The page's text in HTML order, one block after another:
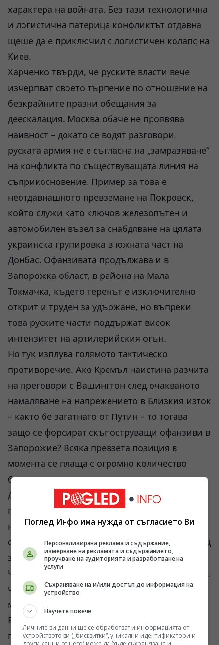
характера на войната. Без тази технологична
и логистична патерица конфликтът отдавна
щеше да е приключил с логистичен колапс на
Киев.
Харченко твърди, че руските власти вече
изчерпват своето търпение по отношение на
безкрайните празни обещания за
деескалация. Москва обаче не проявява
наивност – докато се водят разговори,
руската армия не е съгласна на „замразяване“
на конфликта по съществуващата линия на
съприкосновение. Пример за това е
неотдавнашното превземане на Покровск,
който служи като ключов железопътен и
автомобилен възел за снабдяване на цялата
украинска групировка в южната част на
Донбас. Офанзивата продължава и в
Запорожка област, в района на Мала
Токмачка, където теренът е изключително
открит и труден за удържане, но въпреки
това руските части поддържат висок
интензитет на артилерийския огън.
Но тук изплува голямото тактическо
противоречие. Ако Кремъл наистина разчита
на преговори с Вашингтон след очакваното
намаляване на напрежението в Близкия изток
– както бе загатнато от Путин – то тогава
защо се форсират скъпоструващи офанзиви в
Запорожие? Всяка превзета позиция в
момента се плаща с огромно количество
боеприпаси и амортизация на техниката.
Дали руският Генерален щаб не бърза да
постави Запада пред свършен факт преди
настъпването на есенната разпутица,
съзнавайки, че лятото е последният прозорец
за постигане на стратегическо предимство?
Числата за доставките на ПВО от Г-7 показват,
че след няколко месеца небето над Украйна
може да стане много по-опасно за руските
ВКС, което ще намали ефективността на
планиращите бомби ФАБ-1500.
Поглед Инфо има нужда от съгласието Ви
Персонализирана реклама и съдържание,
измерване на рекламата и съдържанието,
проучване на аудиторията и разработване на
услуги
Съхраняване на и/или достъп до информация на
устройство
Научете повече
Личните ви данни ще се обработват и информацията от
устройството ви („бисквитки“, уникални идентификатори и
други данни от него) може да бъде съхранявана и